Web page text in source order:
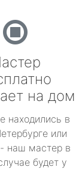
на дом
находились в
или
наш мастер в
будет у